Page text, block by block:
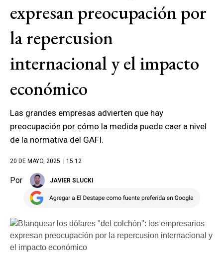
expresan preocupación por
la repercusion
internacional y el impacto
económico
Las grandes empresas advierten que hay
preocupación por cómo la medida puede caer a nivel
de la normativa del GAFI.
20 DE MAYO, 2025 | 15.12
Por JAVIER SLUCKI